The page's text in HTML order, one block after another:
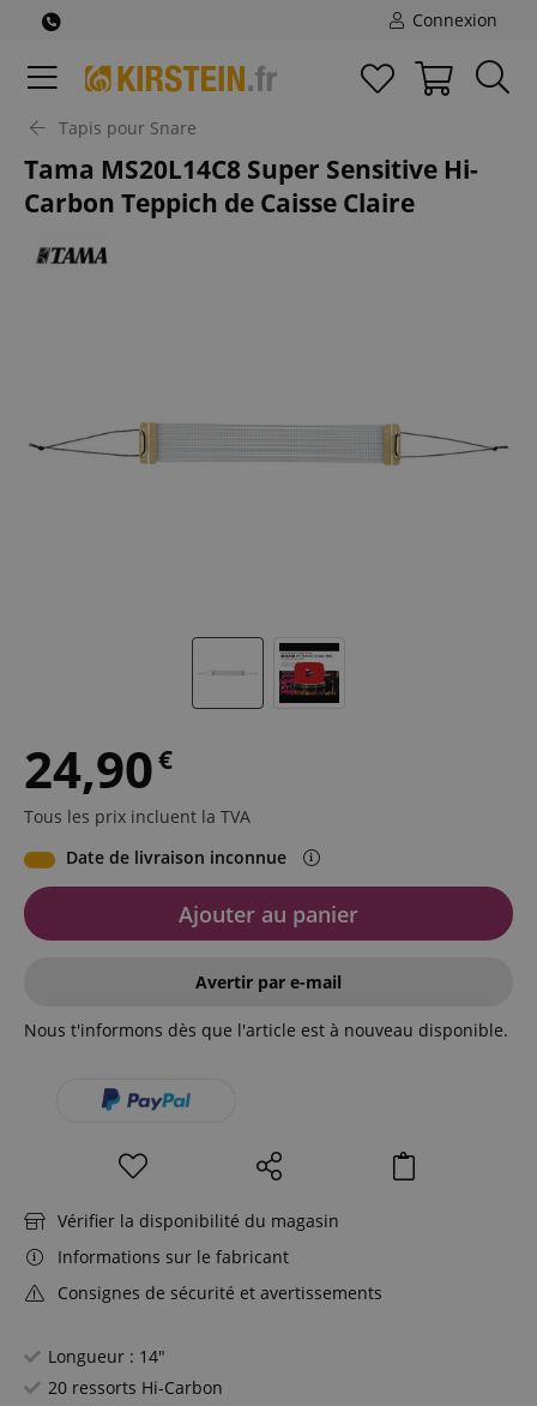
Connexion
Tapis pour Snare
Tama MS20L14C8 Super Sensitive Hi-
Carbon Teppich de Caisse Claire
Longueur : 14"
20 ressorts Hi-Carbon
24,90€
Tous les prix incluent la TVA
Date de livraison inconnue
Ajouter au panier
Avertir par e-mail
Nous t'informons dès que l'article est à nouveau disponible.
Vérifier la disponibilité du magasin
Informations sur le fabricant
Consignes de sécurité et avertissements